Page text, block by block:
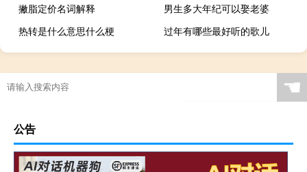
撇脂定价名词解释
男生多大年纪可以娶老婆
热转是什么意思什么梗
过年有哪些最好听的歌儿
☚
公告